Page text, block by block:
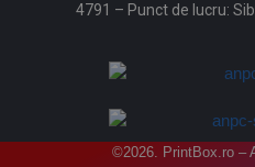
4791 – Punct de lucru:
©2026. PrintBox.ro –